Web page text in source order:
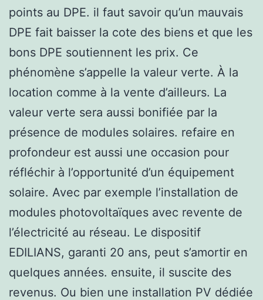
points au DPE. il faut savoir qu’un mauvais
DPE fait baisser la cote des biens et que les
bons DPE soutiennent les prix. Ce
phénomène s’appelle la valeur verte. À la
location comme à la vente d’ailleurs. La
valeur verte sera aussi bonifiée par la
présence de modules solaires. refaire en
profondeur est aussi une occasion pour
réfléchir à l’opportunité d’un équipement
solaire. Avec par exemple l’installation de
modules photovoltaïques avec revente de
l’électricité au réseau. Le dispositif
EDILIANS, garanti 20 ans, peut s’amortir en
quelques années. ensuite, il suscite des
revenus. Ou bien une installation PV dédiée